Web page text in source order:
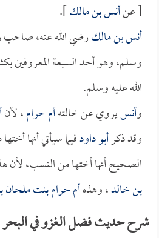
[ عنأنس بن مالك].
أنس بن مالكرضي الله عنه، صاحب
وسلم، وهو أحد السبعة المعروفين
الله عليه وسلم.
وأنسيروي عن خالتهأم حرام، لأن
وقد ذكرأبو داودفيما سيأتي أنها
الصحيح أنها أختها من النسب، لأن
بن خالد، وهذهأم حرام بنت ملحان
شرح حديث فضل الغزو في البحر